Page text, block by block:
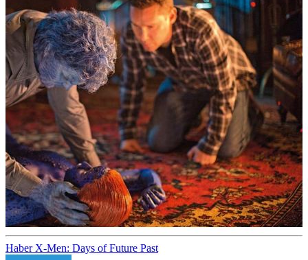
HaberX-Men: Days of Future Past